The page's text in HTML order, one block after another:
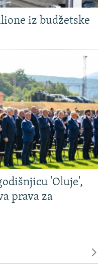
iz budžetske
'Oluje',
prava za